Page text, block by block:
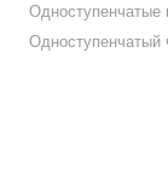
Одноступенчатые
Одноступенчатый